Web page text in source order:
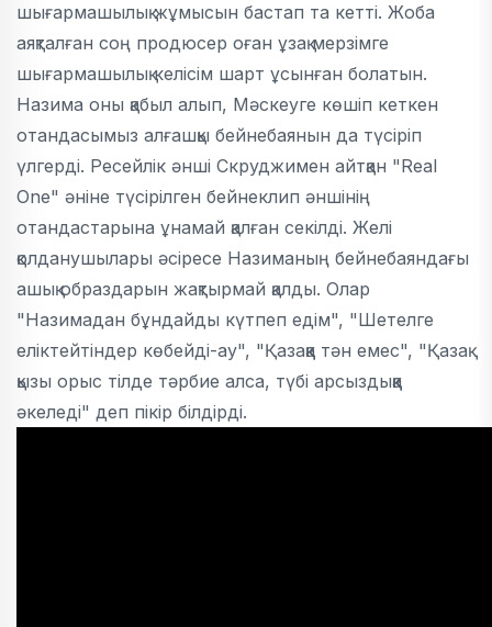
шығармашылық жұмысын бастап та кетті. Жоба
аяқталған соң продюсер оған ұзақ мерзімге
шығармашылық келісім шарт ұсынған болатын.
Назима оны қабыл алып, Мәскеуге көшіп кеткен
отандасымыз алғашқы бейнебаянын да түсіріп
үлгерді. Ресейлік әнші Скруджимен айтқан "Real
One" әніне түсірілген бейнеклип әншінің
отандастарына ұнамай қалған секілді. Желі
қолданушылары әсіресе Назиманың бейнебаяндағы
ашық образдарын жақтырмай қалды. Олар
"Назимадан бұндайды күтпеп едім", "Шетелге
еліктейтіндер көбейді-ау", "Қазаққа тән емес", "Қазақ
қызы орыс тілде тәрбие алса, түбі арсыздыққа
әкеледі" деп пікір білдірді.